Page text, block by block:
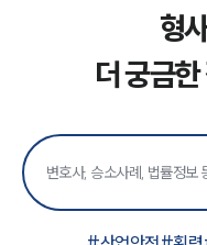
형
더 궁금